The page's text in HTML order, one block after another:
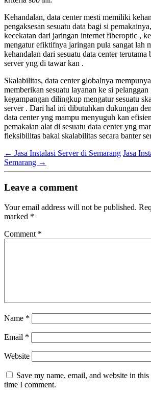
Kehandalan, data center mesti memiliki
pengaksesan sesuatu data bagi si
kecekatan dari jaringan internet fiberoptic ,
mengatur efiktifnya jaringan pula sangat lah
kehandalan dari sesuatu data center terutama
server yng di tawar kan .
Skalabilitas, data center globalnya
memberikan sesuatu layanan ke si pelanggan
kegampangan dilingkup mengatur sesuatu
server . Dari hal ini dibutuhkan dukungan
data center yng mampu menyuguh kan
pemakaian alat di sesuatu data center yng
fleksibilitas bakal skalabilitas secara banter
← Jasa Instalasi Server di Semarang Jasa
Semarang →
Leave a comment
Your email address will not be published.
marked *
Comment *
Name *
Email *
Website
Save my name, email, and website in
time I comment.